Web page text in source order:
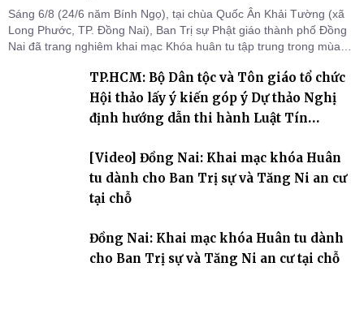
Sáng 6/8 (24/6 năm Bính Ngọ), tại chùa Quốc Ân Khải Tường (xã
Long Phước, TP. Đồng Nai), Ban Trị sự Phật giáo thành phố Đồng
Nai đã trang nghiêm khai mạc Khóa huân tu tập trung trong mùa
chỗ khu vực VII, VIII và trường hạ chùa Quốc Ân Khải Tường.
TP.HCM: Bộ Dân tộc và Tôn giáo tổ chức
Hội thảo lấy ý kiến góp ý Dự thảo Nghị
định hướng dẫn thi hành Luật Tín
[Video] Đồng Nai: Khai mạc khóa Huân
tu dành cho Ban Trị sự và Tăng Ni an cư
tại chỗ
Đồng Nai: Khai mạc khóa Huân tu dành
cho Ban Trị sự và Tăng Ni an cư tại chỗ